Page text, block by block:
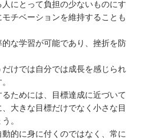
にとって負担の少ないものにす
チベーションを維持することも
な学習が可能であり、挫折を防
けでは自分では成長を感じられ
ためには、目標達成に近づいて
大きな目標だけでなく小さな目
。
的に身に付くのではなく、常に